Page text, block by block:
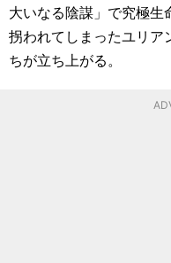
大いなる陰謀」で究極
拐われてしまったユリア
ちが立ち上がる。